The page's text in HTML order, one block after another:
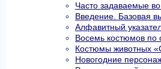
Часто задаваемые
Введение. Базовая
Алфавитный
Восемь костюмов по
Костюмы животных
Новогодние